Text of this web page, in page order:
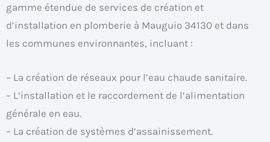
gamme étendue de services de création et
d’installation en plomberie à Mauguio 34130 et dans
les communes environnantes, incluant :
– La création de réseaux pour l’eau chaude sanitaire.
– L’installation et le raccordement de l’alimentation
générale en eau.
– La création de systèmes d’assainissement.